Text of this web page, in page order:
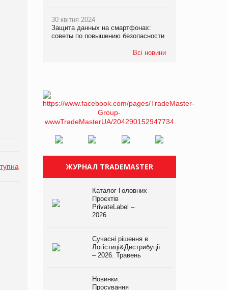
30 квітня 2024
Защита данных на смартфонах:
советы по повышению безопасности
Всі новини
ЖУРНАЛ TRADEMASTER
Каталог Головних
Проєктів
PrivateLabel –
2026
Сучасні рішення в
Логістиці&Дистрибуції
– 2026. Травень
Новинки.
Просування